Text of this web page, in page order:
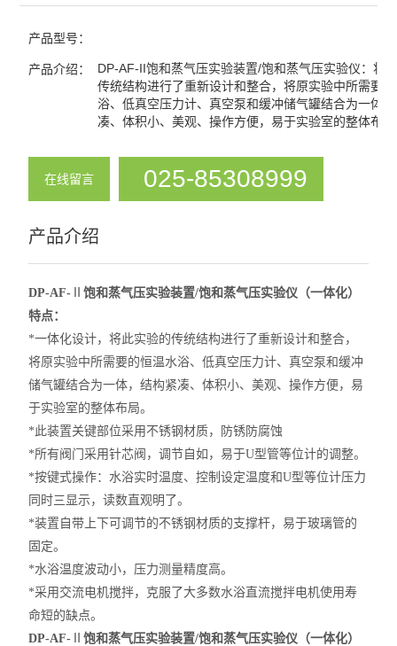
中和热实验装置
凝固点实验装置
产品型号：
产品介绍：
DP-AF-II饱和蒸气压实验装置/饱和蒸气压实验仪：将
传统结构进行了重新设计和整合，将原实验中所需要
浴、低真空压力计、真空泵和缓冲储气罐结合为一体
凑、体积小、美观、操作方便，易于实验室的整体布
在线留言 025-85308999
产品介绍
DP-AF- Ⅱ饱和蒸气压实验装置/饱和蒸气压实验仪 （一体化）
特点：
*一体化设计，将此实验的传统结构进行了重新设计和整合，
将原实验中所需要的恒温水浴、低真空压力计、真空泵和缓冲
储气罐结合为一体，结构紧凑、体积小、美观、操作方便，易
于实验室的整体布局。
*此装置关键部位采用不锈钢材质，防锈防腐蚀
*所有阀门采用针芯阀，调节自如，易于U型管等位计的调整。
*按键式操作：水浴实时温度、控制设定温度和U型等位计压力
同时三显示，读数直观明了。
*装置自带上下可调节的不锈钢材质的支撑杆，易于玻璃管的
固定。
*水浴温度波动小，压力测量精度高。
*采用交流电机搅拌，克服了大多数水浴直流搅拌电机使用寿
命短的缺点。
DP-AF- Ⅱ饱和蒸气压实验装置/饱和蒸气压实验仪 （一体化）